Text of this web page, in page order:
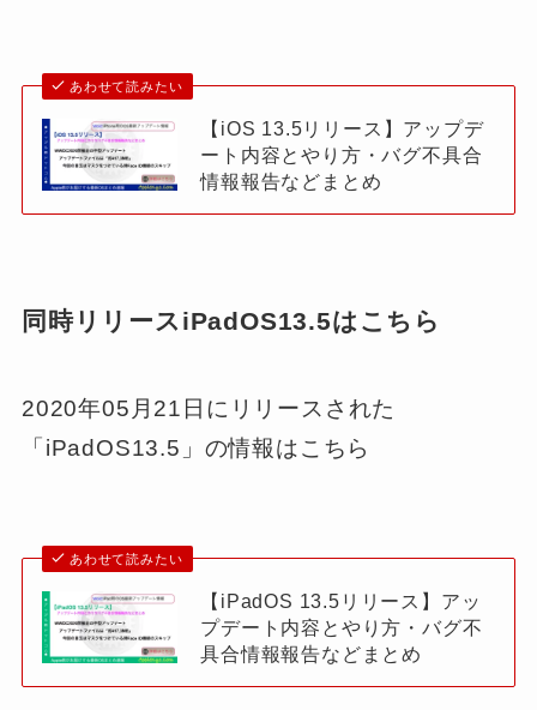
あわせて読みたい
【iOS 13.5リリース】アップデ
ート内容とやり方・バグ不具合
情報報告などまとめ
同時リリースiPadOS13.5はこちら
2020年05月21日にリリースされた
「iPadOS13.5」の情報はこちら
あわせて読みたい
【iPadOS 13.5リリース】アッ
プデート内容とやり方・バグ不
具合情報報告などまとめ